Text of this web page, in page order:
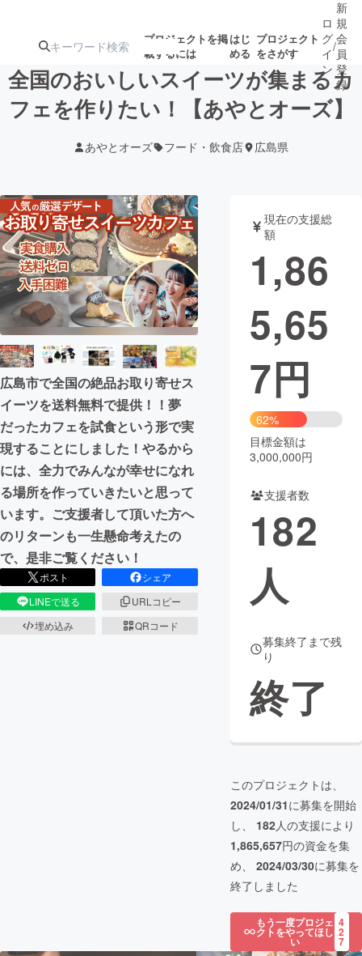
プロジェクトを掲
載するには
はじ
める
プロジェクト
をさがす
ターン
ジェクト
募集終了が近いプ
ロジェクト
アート・写真 音楽
テクノロジー・ガジェット ゲーム・サ
映像・映画
ビジネス・起業
まちづくり・地域活性化
CAMPFIRE for Social Good
CAMPFIRE Creation
CAMPFIREふるさと納税machi-ya コミュニティ
ロ
グ
イ
ン
/
新
規
会
員
登
録
全国のおいしいスイーツが集まるカ
フェを作りたい！【あやとオーズ】
あやとオーズ フード・飲食店 広島県
広島市で全国の絶品お取り寄せス
イーツを送料無料で提供！！夢
だったカフェを試食という形で実
現することにしました！やるから
には、全力でみんなが幸せになれ
る場所を作っていきたいと思って
います。ご支援者して頂いた方へ
のリターンも一生懸命考えたの
で、是非ご覧ください！
ポスト
シェア
LINEで送る
URLコピー
埋め込み
QRコード
現在の支援総
額
1,86
5,65
7円
62%
目標金額は
3,000,000円
支援者数
182
人
募集終了まで残
り
終了
このプロジェクトは、
2024/01/31に募集を開始
し、 182人の支援により
1,865,657円の資金を集
め、 2024/03/30に募集を
終了しました
もう一度プロジェ
クトをやってほし
い
4
2
7